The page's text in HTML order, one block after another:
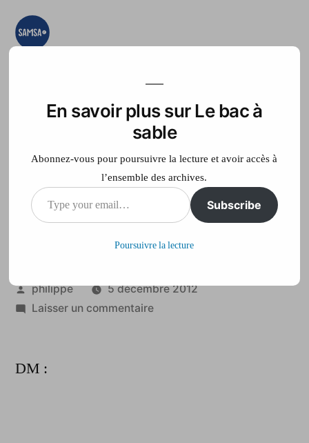
Aller
teste, on expérimente
Accueil France Télé
Nicolas : TC IN
Dailymotion & Youtube
Publié
par
philippe
5 décembre 2012
Laisser un commentairesur
DM :
En savoir plus sur Le bac à
sable
Abonnez-vous pour poursuivre la lecture et avoir accès à
l’ensemble des archives.
Type
your
Subscribe
Poursuivre la lecture